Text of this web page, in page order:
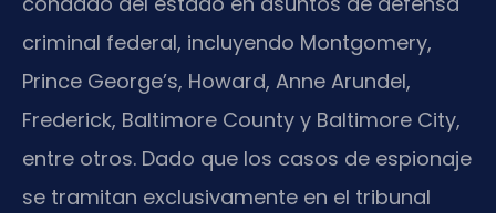
criminal federal, incluyendo Montgomery,
Prince George’s, Howard, Anne Arundel,
Frederick, Baltimore County y Baltimore City,
entre otros. Dado que los casos de espionaje
se tramitan exclusivamente en el tribunal